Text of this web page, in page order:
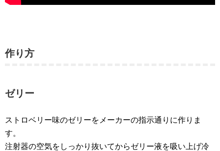
作り方
ゼリー
ストロベリー味のゼリーをメーカーの指示通りに作りま
す。
注射器の空気をしっかり抜いてからゼリー液を吸い上げ冷